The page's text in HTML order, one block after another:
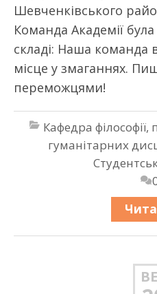
Шевченківського
Команда Академії
складі: Наша команда
місце у змаганнях.
переможцями!
Кафедра
гуманітарних